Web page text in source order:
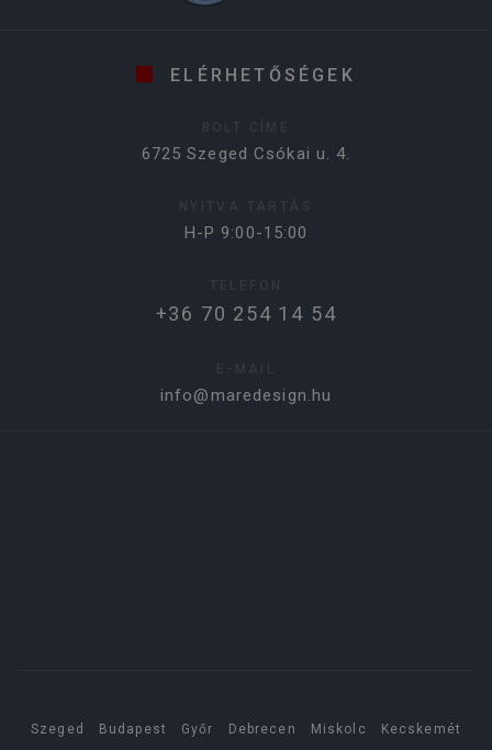
ELÉRHETŐSÉGEK
6725 Szeged Csókai u. 4.
H-P 9:00-15:00
+36 70 254 14 54
info@maredesign.hu
Szeged Budapest Győr Debrecen Miskolc Kecskemét